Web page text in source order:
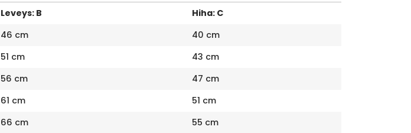
Leveys: B
Hiha: C
46 cm
40 cm
51 cm
43 cm
56 cm
47 cm
61 cm
51 cm
66 cm
55 cm